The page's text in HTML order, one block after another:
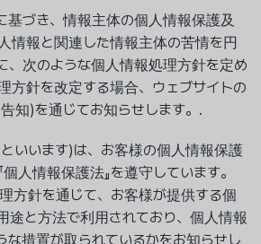
基づき、情報主体の個人情報保護及
情報と関連した情報主体の苦情を円
、次のような個人情報処理方針を定め
方針を改定する場合、ウェブサイトの
知)を通じてお知らせします。.
といいます)は、お客様の個人情報保護
人情報保護法』を遵守しています。
方針を通じて、お客様が提供する個
途と方法で利用されており、個人情報
な措置が取られているかをお知らせし